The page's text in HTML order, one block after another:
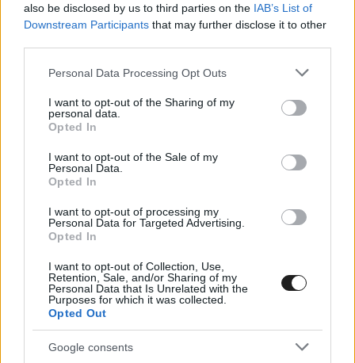
also be disclosed by us to third parties on the IAB’s List of
Downstream Participants that may further disclose it to other
Please note that this website/app uses one or more Google
not limited to your visit or usage behaviour. You may click to
grant or deny consent to Google and its third-party tags to
use your data for below specified purposes in below Google
consent section.
Personal Data Processing Opt Outs
I want to opt-out of the Sharing of my
personal data.
Opted In
I want to opt-out of the Sale of my
Personal Data.
Opted In
I want to opt-out of processing my
Personal Data for Targeted Advertising.
Opted In
I want to opt-out of Collection, Use,
Retention, Sale, and/or Sharing of my
Personal Data that Is Unrelated with the
Purposes for which it was collected.
Opted Out
Google consents
szerződése. Vannak nagyon jó pilóták, akiknek
van szuperlicencük, tehát ez rendben lesz.”
Neveket nem mondott, de Mick Schumacher